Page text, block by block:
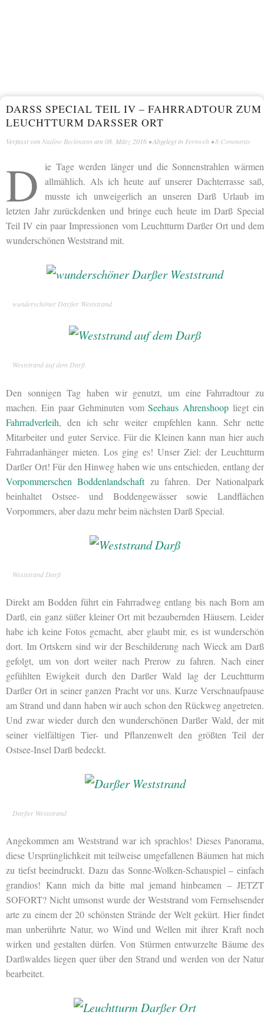
DARSS SPECIAL TEIL IV – FAHRRADTOUR ZUM L
EUCHTTURM DARSSER ORT
Verfasst von Nadine Beckmann am 08. März 2016 • Abgelegt in Fernweh •8 Comments
D
ie Tage werden länger und die Sonnenstrahlen wärmen
allmählich. Als ich heute auf unserer Dachterrasse saß,
musste ich unweigerlich an unseren Darß Urlaub im
letzten Jahr zurückdenken und bringe euch heute im Darß Special
Teil IV ein paar Impressionen vom Leuchtturm Darßer Ort und dem
wunderschönen Weststrand mit.
wunderschöner Darßer Weststrand
Weststrand auf dem Darß
Den sonnigen Tag haben wir genutzt, um eine Fahrradtour zu
machen. Ein paar Gehminuten vomSeehaus Ahrenshoop liegt ein
Fahrradverleih, den ich sehr weiter empfehlen kann. Sehr nette
Mitarbeiter und guter Service. Für die Kleinen kann man hier auch
Fahrradanhänger mieten. Los ging es! Unser Ziel: der Leuchtturm
Darßer Ort! Für den Hinweg haben wie uns entschieden, entlang der
Vorpommerschen Boddenlandschaftzu fahren. Der Nationalpark
beinhaltet Ostsee- und Boddengewässer sowie Landflächen
Vorpommers, aber dazu mehr beim nächsten Darß Special.
Weststrand Darß
Direkt am Bodden führt ein Fahrradweg entlang bis nach Born am
Darß, ein ganz süßer kleiner Ort mit bezaubernden Häusern. Leider
habe ich keine Fotos gemacht, aber glaubt mir, es ist wunderschön
dort. Im Ortskern sind wir der Beschilderung nach Wieck am Darß
gefolgt, um von dort weiter nach Prerow zu fahren. Nach einer
gefühlten Ewigkeit durch den Darßer Wald lag der Leuchtturm
Darßer Ort in seiner ganzen Pracht vor uns. Kurze Verschnaufpause
am Strand und dann haben wir auch schon den Rückweg angetreten.
Und zwar wieder durch den wunderschönen Darßer Wald, der mit
seiner vielfältigen Tier- und Pflanzenwelt den größten Teil der
Ostsee-Insel Darß bedeckt.
Darßer Weststrand
Angekommen am Weststrand war ich sprachlos! Dieses Panorama,
diese Ursprünglichkeit mit teilweise umgefallenen Bäumen hat mich
zu tiefst beeindruckt. Dazu das Sonne-Wolken-Schauspiel – einfach
grandios! Kann mich da bitte mal jemand hinbeamen – JETZT
SOFORT? Nicht umsonst wurde der Weststrand vom Fernsehsender
arte zu einem der 20 schönsten Strände der Welt gekürt. Hier findet
man unberührte Natur, wo Wind und Wellen mit ihrer Kraft noch
wirken und gestalten dürfen. Von Stürmen entwurzelte Bäume des
Darßwaldes liegen quer über den Strand und werden von der Natur
bearbeitet.